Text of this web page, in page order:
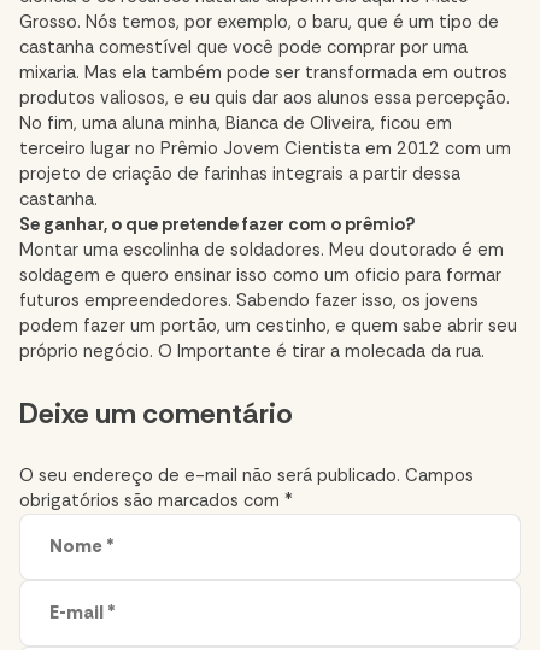
Grosso. Nós temos, por exemplo, o baru, que é um tipo de
castanha comestível que você pode comprar por uma
mixaria. Mas ela também pode ser transformada em outros
produtos valiosos, e eu quis dar aos alunos essa percepção.
No fim, uma aluna minha, Bianca de Oliveira, ficou em
terceiro lugar no Prêmio Jovem Cientista em 2012 com um
projeto de criação de farinhas integrais a partir dessa
castanha.
Se ganhar, o que pretende fazer com o prêmio?
Montar uma escolinha de soldadores. Meu doutorado é em
soldagem e quero ensinar isso como um oficio para formar
futuros empreendedores. Sabendo fazer isso, os jovens
podem fazer um portão, um cestinho, e quem sabe abrir seu
próprio negócio. O Importante é tirar a molecada da rua.
Comment
section
Deixe um comentário
O seu endereço de e-mail não será publicado. Campos
obrigatórios são marcados com *